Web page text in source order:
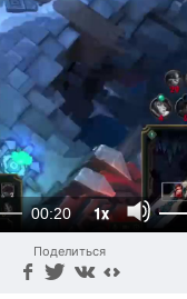
00:20 1x
Поделиться